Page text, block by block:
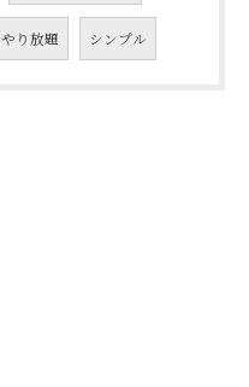
やり放題 シンプル